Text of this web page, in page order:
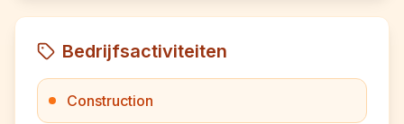
Bedrijfsactiviteiten
Construction